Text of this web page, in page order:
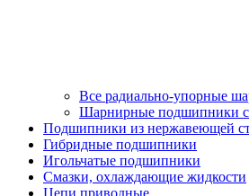
Все радиально-упорные
Шарнирные подшипники
Подшипники из нержавеющей
Гибридные подшипники
Игольчатые подшипники
Смазки, охлаждающие жидкости
Цепи приводные